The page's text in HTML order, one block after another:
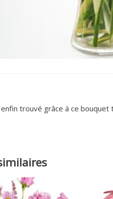
trouvé grâce à ce bouquet